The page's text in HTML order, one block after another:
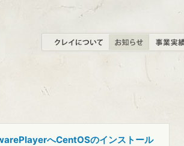
へCentOSのインストール